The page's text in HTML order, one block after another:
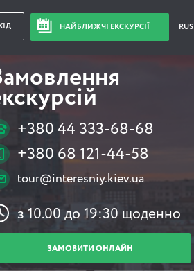
НАЙБЛИЖЧІ ЕКСКУРСІЇ RUS
+380 44 333-68-68
+380 68 121-44-58
tour@interesniy.kiev.ua
з 10.00 до 19:30 щоденно
ЗАМОВИТИ ОНЛАЙН